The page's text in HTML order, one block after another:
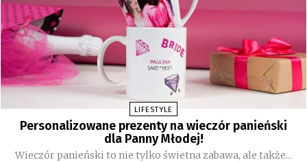
LIFESTYLE
Personalizowane prezenty na wieczór panieński
dla Panny Młodej!
Wieczór panieński to nie tylko świetna zabawa, ale także...